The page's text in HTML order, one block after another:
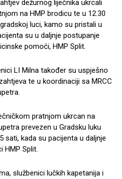
dežurnog liječnika ukrcali
na HMP brodicu te u 12.30
luci, kamo su pristali u
su u daljnje postupanje
pomoći, HMP Split.
LI Milna također su uspješno
te u koordinaciji sa MRCC
pratnjom ukrcan na
prevezen u Gradsku luku
sati, kada su pacijenta u daljnje
HMP Split.
službenici lučkih kapetanija i